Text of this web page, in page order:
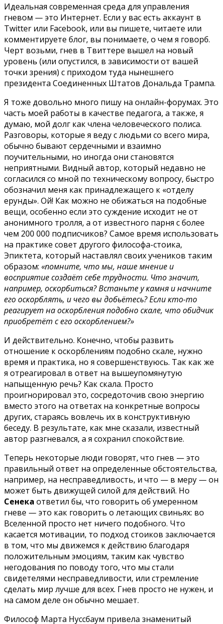
Идеальная современная среда для управления
гневом — это Интернет. Если у вас есть аккаунт в
Twitter или Facebook, или вы пишете, читаете или
комментируете блог, вы понимаете, о чем я говорб.
Черт возьми, гнев в Твиттере вышел на новый
уровень (или опустился, в зависимости от вашей
точки зрения) с приходом туда нынешнего
президента Соединенных Штатов Дональда Трампа.
Я тоже довольно много пишу на онлайн-форумах. Это
часть моей работы в качестве педагога, а также, я
думаю, мой долг как члена человеческого полиса.
Разговоры, которые я веду с людьми со всего мира,
обычно бывают сердечными и взаимно
поучительными, но иногда они становятся
неприятными. Видный автор, который недавно не
согласился со мной по техническому вопросу, быстро
обозначил меня как принадлежащего к «отделу
ерунды». Ой! Как можно не обижаться на подобные
вещи, особенно если это суждение исходит не от
анонимного тролля, а от известного парня с более
чем 200 000 подписчиков? Самое время использовать
на практике совет другого философа-стоика,
Эпиктета, который наставлял своих учеников таким
образом: «помните, что мы, наше мнение и
восприятие создаёт себе трудности. Что значит,
например, оскорбиться? Встаньте у камня и начните
его оскорблять, и чего вы добьётесь? Если кто-то
реагирует на оскорбления подобно скале, что обидчик
приобретёт с его оскорблением?»
И действительно. Конечно, чтобы развить
отношение к оскорблениям подобно скале, нужно
время и практика, но я совершенствуюсь. Так как же
я отреагировал в ответ на вышеупомянутую
напыщенную речь? Как скала. Просто
проигнорировал это, сосредоточив свою энергию
вместо этого на ответах на конкретные вопросы
других, стараясь вовлечь их в конструктивную
беседу. В результате, как мне сказали, известный
автор разгневался, а я сохранил спокойствие.
Теперь некоторые люди говорят, что гнев — это
правильный ответ на определенные обстоятельства,
например, на несправедливость, и что — в меру — он
может быть движущей силой для действий. Но
Сенека ответил бы, что говорить об умеренном
гневе — это как говорить о летающих свиньях: во
Вселенной просто нет ничего подобного. Что
касается мотивации, то подход стоиков заключается
в том, что мы движемся к действию благодаря
положительным эмоциям, таким как чувство
негодования по поводу того, что мы стали
свидетелями несправедливости, или стремление
сделать мир лучше для всех. Гнев просто не нужен, и
на самом деле он обычно мешает.
Философ Марта Нуссбаум привела знаменитый